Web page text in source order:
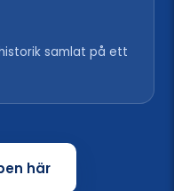
samlat på ett
här